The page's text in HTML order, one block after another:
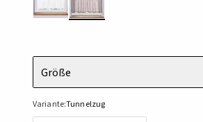
Größe
Variante:Tunnelzug